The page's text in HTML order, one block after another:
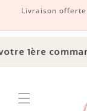
et passer au
Livraison
1ère